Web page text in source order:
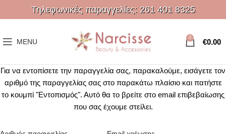
Τηλεφωνικές παραγγελίες: 261 401 8325
MENU 0 €0.00
Για να εντοπίσετε την παραγγελία σας, παρακαλούμε, εισάγετε τον
αριθμό της παραγγελίας σας στο παρακάτω πλαίσιο και πατήστε
το κουμπί "Εντοπισμός". Αυτό θα το βρείτε στο email επιβεβαίωσης
που σας έχουμε στείλει.